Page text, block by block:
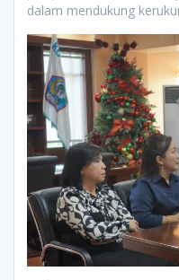
dalam mendukung